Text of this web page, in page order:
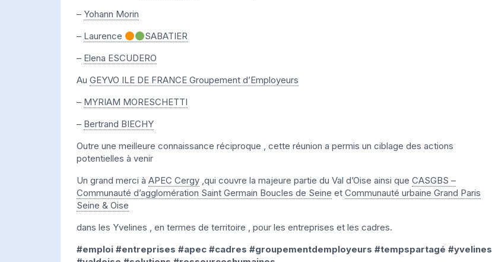
– Yohann Morin
– Laurence
SABATIER
– Elena ESCUDERO
Au GEYVO ILE DE FRANCE Groupement d’Employeurs
– MYRIAM MORESCHETTI
– Bertrand BIECHY
Outre une meilleure connaissance réciproque , cette réunion a permis un ciblage des actions
potentielles à venir
Un grand merci à APEC Cergy ,qui couvre la majeure partie du Val d’Oise ainsi que CASGBS –
Communauté d’agglomération Saint Germain Boucles de Seine et Communauté urbaine Grand Paris
Seine & Oise
dans les Yvelines , en termes de territoire , pour les entreprises et les cadres.
#emploi #entreprises #apec #cadres #groupementdemployeurs #tempspartagé #yvelines